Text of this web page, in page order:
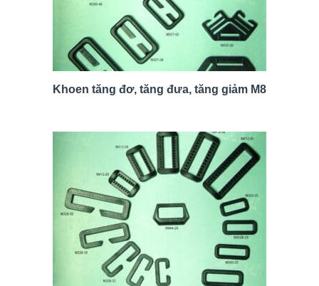
Khoen tăng đơ, tăng đưa, tăng giảm M8